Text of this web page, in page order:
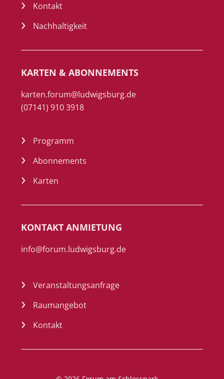
Kontakt
Nachhaltigkeit
KARTEN & ABONNEMENTS
karten.forum@ludwigsburg.de
(07141) 910 3918
Programm
Abonnements
Karten
KONTAKT ANMIETUNG
info@forum.ludwigsburg.de
Veranstaltungsanfrage
Raumangebot
Kontakt